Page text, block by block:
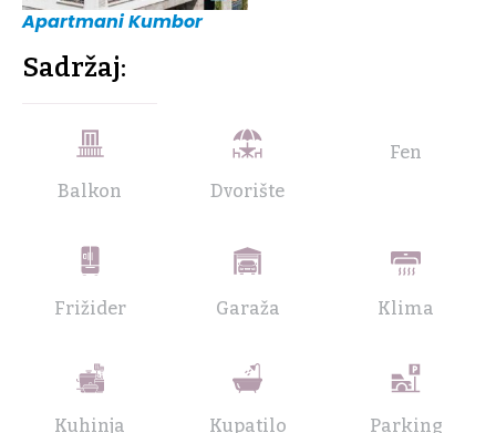
Apartmani Kumbor
Sadržaj:
Balkon Dvorište
Fen
Frižider Garaža Klima
Kuhinja Kupatilo Parking